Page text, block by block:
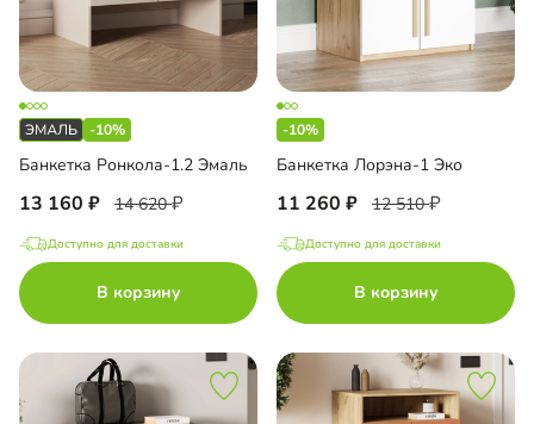
-10%
Банкетка Ронкола-1.2 Эмаль
13 160 14 620
Доступно для доставки
В корзину
-10%
Банкетка Лорэна-1 Эко
11 260 12 510
Доступно для доставки
В корзину